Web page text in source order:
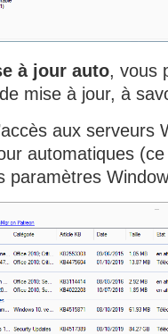
à jour auto, vous
mise à jour, à
aux serveurs
automatiques
paramètres